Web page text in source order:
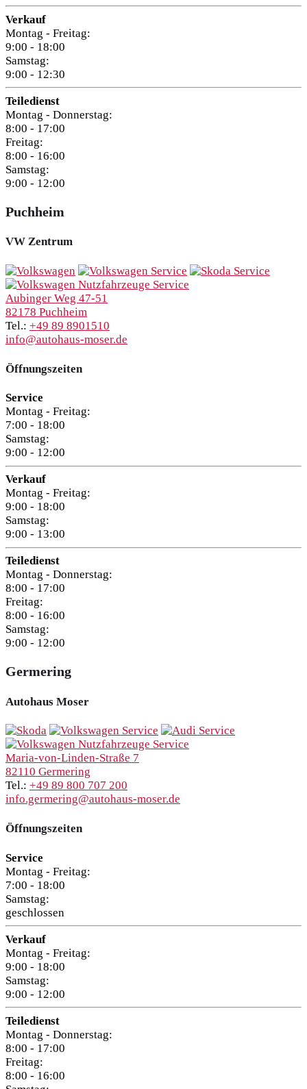
Verkauf
Montag - Freitag:
9:00 - 18:00
Samstag:
9:00 - 12:30
Teiledienst
Montag - Donnerstag:
8:00 - 17:00
Freitag:
8:00 - 16:00
Samstag:
9:00 - 12:00
Puchheim
VW Zentrum
Aubinger Weg 47-51
82178 Puchheim
Tel.: +49 89 8901510
info@autohaus-moser.de
Öffnungszeiten
Service
Montag - Freitag:
7:00 - 18:00
Samstag:
9:00 - 12:00
Verkauf
Montag - Freitag:
9:00 - 18:00
Samstag:
9:00 - 13:00
Teiledienst
Montag - Donnerstag:
8:00 - 17:00
Freitag:
8:00 - 16:00
Samstag:
9:00 - 12:00
Germering
Autohaus Moser
Maria-von-Linden-Straße 7
82110 Germering
Tel.: +49 89 800 707 200
info.germering@autohaus-moser.de
Öffnungszeiten
Service
Montag - Freitag:
7:00 - 18:00
Samstag:
geschlossen
Verkauf
Montag - Freitag:
9:00 - 18:00
Samstag:
9:00 - 12:00
Teiledienst
Montag - Donnerstag:
8:00 - 17:00
Freitag:
8:00 - 16:00